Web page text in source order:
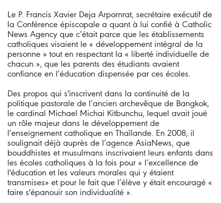
Le P. Francis Xavier Deja Arpornrat, secrétaire exécutif de
la Conférence épiscopale a quant à lui confié à Catholic
News Agency que c’était parce que les établissements
catholiques visaient le « développement intégral de la
personne » tout en respectant la « liberté individuelle de
chacun », que les parents des étudiants avaient
confiance en l’éducation dispensée par ces écoles.
Des propos qui s'inscrivent dans la continuité de la
politique pastorale de l’ancien archevêque de Bangkok,
le cardinal Michael Michai Kitbunchu, lequel avait joué
un rôle majeur dans le développement de
l’enseignement catholique en Thaïlande. En 2008, il
soulignait déjà auprès de l’agence AsiaNews, que
bouddhistes et musulmans inscrivaient leurs enfants dans
les écoles catholiques à la fois pour « l’excellence de
l'éducation et les valeurs morales qui y étaient
transmises» et pour le fait que l’élève y était encouragé «
faire s'épanouir son individualité ».